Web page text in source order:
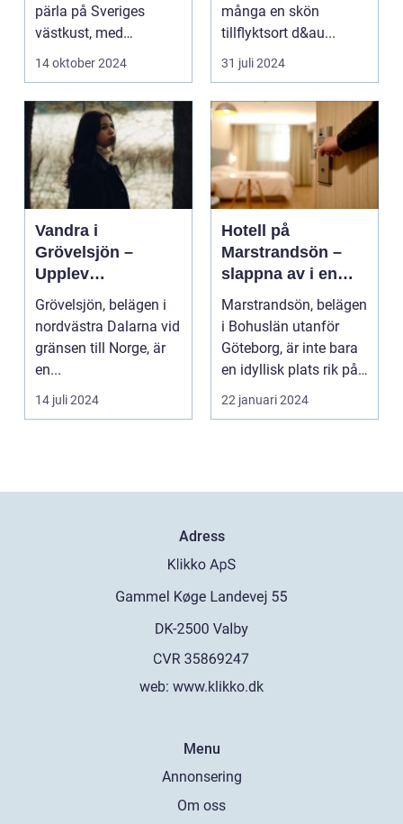
pärla på Sveriges
västkust, med
fantastis...
14 oktober 2024
många en skön
tillflyktsort d&au...
31 juli 2024
Vandra i
Grövelsjön –
Upplev
spektakulär natur
och
vildmarksupplevel
ser på nära håll
Grövelsjön, belägen i
nordvästra Dalarna vid
gränsen till Norge, är
en...
14 juli 2024
Hotell på
Marstrandsön –
slappna av i en
oas vid havet
Marstrandsön, belägen
i Bohuslän utanför
Göteborg, är inte bara
en idyllisk plats rik på
historia oc...
22 januari 2024
Adress
web: www.klikko.dk
Menu
Annonsering
Om oss